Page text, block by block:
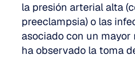
la presión arterial alta
preeclampsia) o las
asociado con un mayor
ha observado la toma